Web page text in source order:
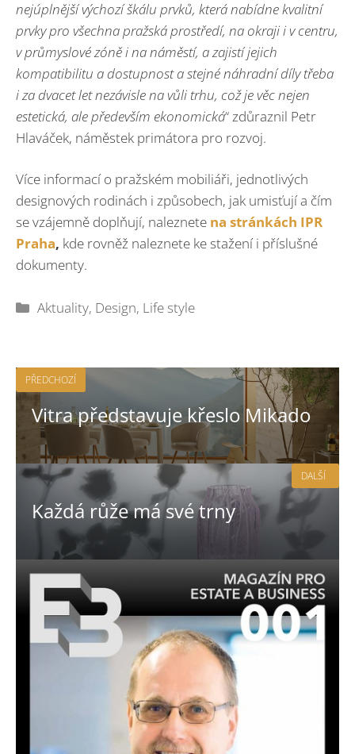
nejúplnější výchozí škálu prvků, která nabídne kvalitní
prvky pro všechna pražská prostředí, na okraji i v centru,
v průmyslové zóně i na náměstí, a zajistí jejich
kompatibilitu a dostupnost a stejné náhradní díly třeba
i za dvacet let nezávisle na vůli trhu, což je věc nejen
estetická, ale především ekonomická“ zdůraznil Petr
Hlaváček, náměstek primátora pro rozvoj.
Více informací o pražském mobiliáři, jednotlivých
designových rodinách i způsobech, jak umisťují a čím
se vzájemně doplňují, naleznete na stránkách IPR
Praha, kde rovněž naleznete ke stažení i příslušné
dokumenty.
Rubriky
Aktuality, Design, Life style
PŘEDCHOZÍ
Vitra představuje křeslo Mikado
Každá růže má své trny
DALŠÍ